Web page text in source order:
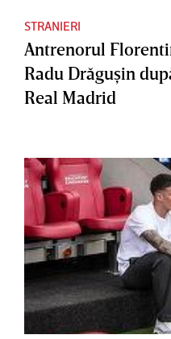
STRANIERI
Antrenorul
Radu Drăguşin
Real Madrid